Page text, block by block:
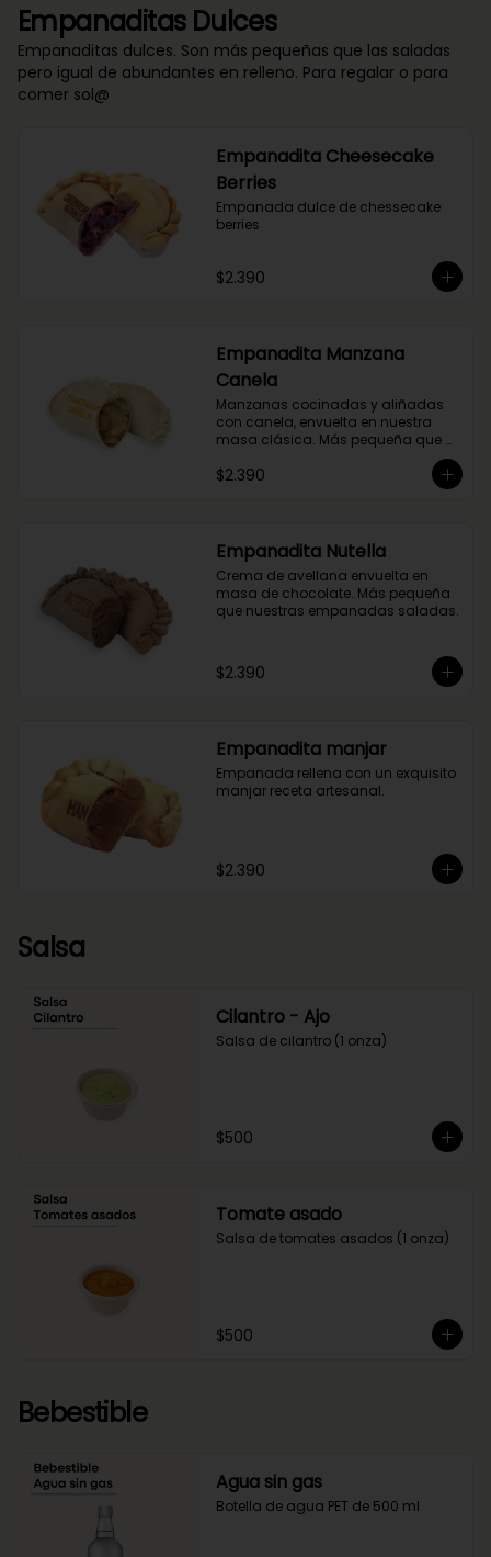
Empanaditas Dulces
Empanaditas dulces. Son más pequeñas que las saladas
pero igual de abundantes en relleno. Para regalar o para
comer sol@
Empanadita Cheesecake
Berries
Empanada dulce de chessecake
berries
$2.390
Empanadita Manzana
Canela
Manzanas cocinadas y aliñadas
con canela, envuelta en nuestra
masa clásica. Más pequeña que
$2.390
Empanadita Nutella
Crema de avellana envuelta en
masa de chocolate. Más pequeña
que nuestras empanadas saladas.
$2.390
Empanadita manjar
Empanada rellena con un exquisito
manjar receta artesanal.
$2.390
Salsa
Cilantro - Ajo
Salsa de cilantro (1 onza)
$500
Tomate asado
Salsa de tomates asados (1 onza)
$500
Bebestible
Agua sin gas
Botella de agua PET de 500 ml